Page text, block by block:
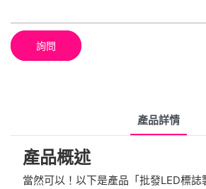
詢問
產品詳情
產品概述
當然可以！以下是產品「批發LED標